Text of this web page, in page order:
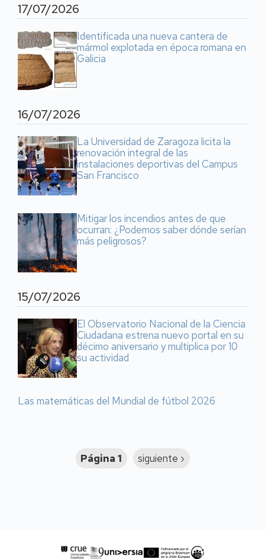
17/07/2026
Identificada una nueva cantera de
mármol explotada en época romana en
Galicia
16/07/2026
La Universidad de Zaragoza licita la
renovación integral de las
instalaciones deportivas del Campus
San Francisco
Mitigar los incendios antes de que
ocurran: ¿Podemos saber dónde serían
más peligrosos?
15/07/2026
El Observatorio Nacional de la Ciencia
Ciudadana estrena nuevo portal en su
décimo aniversario y multiplica por 10
su actividad
Las matemáticas del Mundial de fútbol 2026
Página 1
Siguiente
siguiente ›